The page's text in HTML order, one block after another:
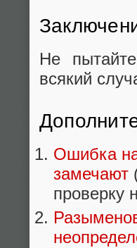
Не
всякий
Ошибка
замечают
проверку